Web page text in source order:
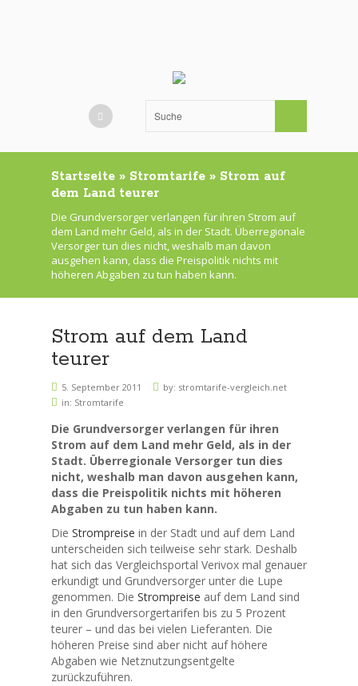
Startseite » Stromtarife » Strom auf
dem Land teurer
Die Grundversorger verlangen für ihren Strom auf
dem Land mehr Geld, als in der Stadt. Überregionale
Versorger tun dies nicht, weshalb man davon
ausgehen kann, dass die Preispolitik nichts mit
höheren Abgaben zu tun haben kann.
Strom auf dem Land
teurer
5. September 2011 by: stromtarife-vergleich.net
in: Stromtarife
Die Grundversorger verlangen für ihren
Strom auf dem Land mehr Geld, als in der
Stadt. Überregionale Versorger tun dies
nicht, weshalb man davon ausgehen kann,
dass die Preispolitik nichts mit höheren
Abgaben zu tun haben kann.
Die Strompreise in der Stadt und auf dem Land
unterscheiden sich teilweise sehr stark. Deshalb
hat sich das Vergleichsportal Verivox mal genauer
erkundigt und Grundversorger unter die Lupe
genommen. Die Strompreise auf dem Land sind
in den Grundversorgertarifen bis zu 5 Prozent
teurer – und das bei vielen Lieferanten. Die
höheren Preise sind aber nicht auf höhere
Abgaben wie Netznutzungsentgelte
zurückzuführen.